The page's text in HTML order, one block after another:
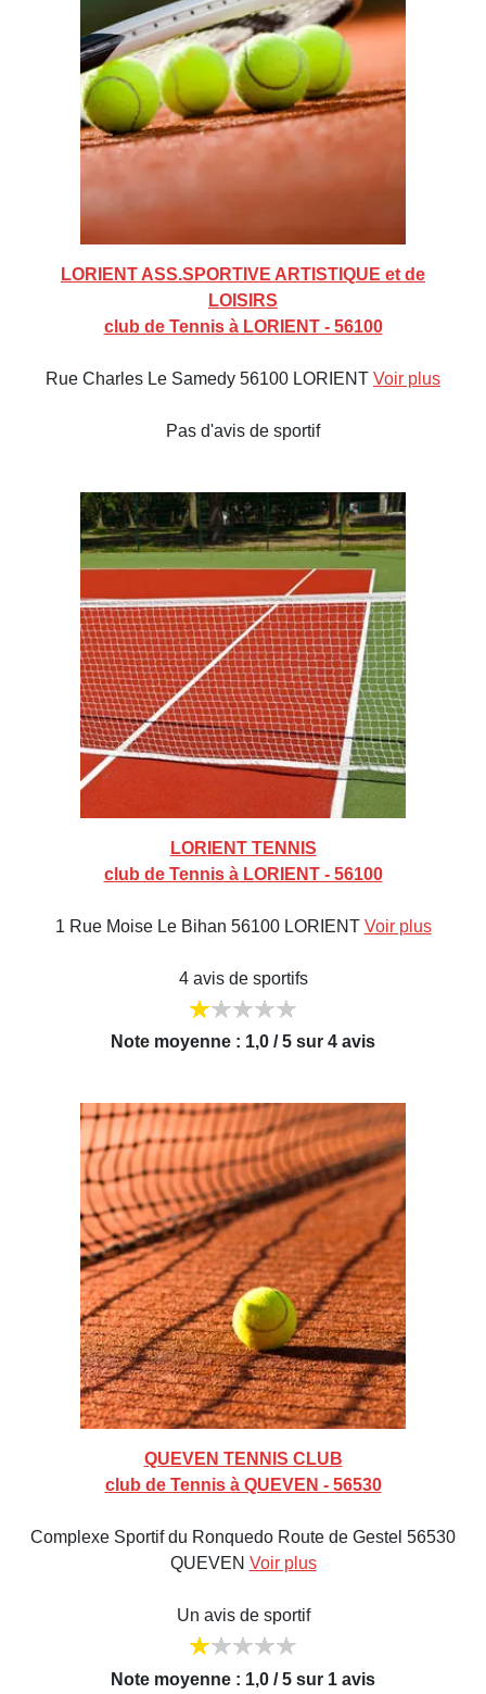
LORIENT ASS.SPORTIVE ARTISTIQUE et de
LOISIRS
club de Tennis à LORIENT - 56100
Rue Charles Le Samedy 56100 LORIENT Voir plus
Pas d'avis de sportif
LORIENT TENNIS
club de Tennis à LORIENT - 56100
1 Rue Moise Le Bihan 56100 LORIENT Voir plus
4 avis de sportifs
Note moyenne : 1,0 / 5 sur 4 avis
QUEVEN TENNIS CLUB
club de Tennis à QUEVEN - 56530
Complexe Sportif du Ronquedo Route de Gestel 56530
QUEVEN Voir plus
Un avis de sportif
Note moyenne : 1,0 / 5 sur 1 avis